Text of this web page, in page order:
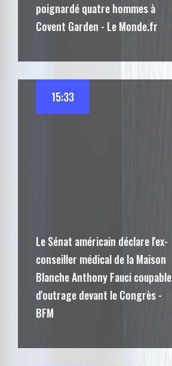
poignardé quatre hommes à
Covent Garden - Le Monde.fr
Le Sénat américain déclare l'ex-
conseiller médical de la Maison
Blanche Anthony Fauci coupable
d'outrage devant le Congrès -
BFM
15:33